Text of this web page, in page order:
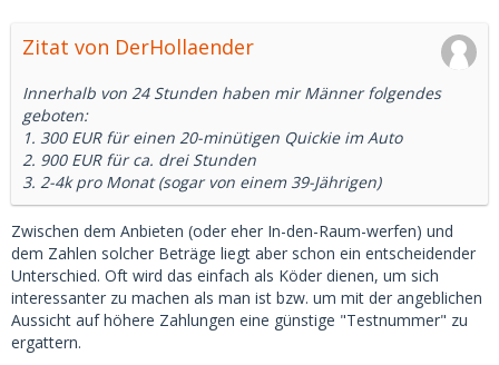
Zitat von DerHollaender
Innerhalb von 24 Stunden haben mir Männer folgendes
geboten:
1. 300 EUR für einen 20-minütigen Quickie im Auto
2. 900 EUR für ca. drei Stunden
3. 2-4k pro Monat (sogar von einem 39-Jährigen)
Zwischen dem Anbieten (oder eher In-den-Raum-werfen) und
dem Zahlen solcher Beträge liegt aber schon ein entscheidender
Unterschied. Oft wird das einfach als Köder dienen, um sich
interessanter zu machen als man ist bzw. um mit der angeblichen
Aussicht auf höhere Zahlungen eine günstige "Testnummer" zu
ergattern.